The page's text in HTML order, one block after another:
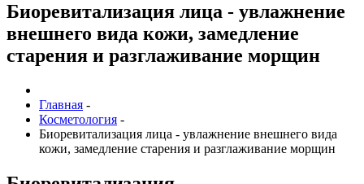
Биоревитализация лица - увлажнение
внешнего вида кожи, замедление
старения и разглаживание морщин
Главная -
Косметология -
Биоревитализация лица - увлажнение внешнего вида
кожи, замедление старения и разглаживание морщин